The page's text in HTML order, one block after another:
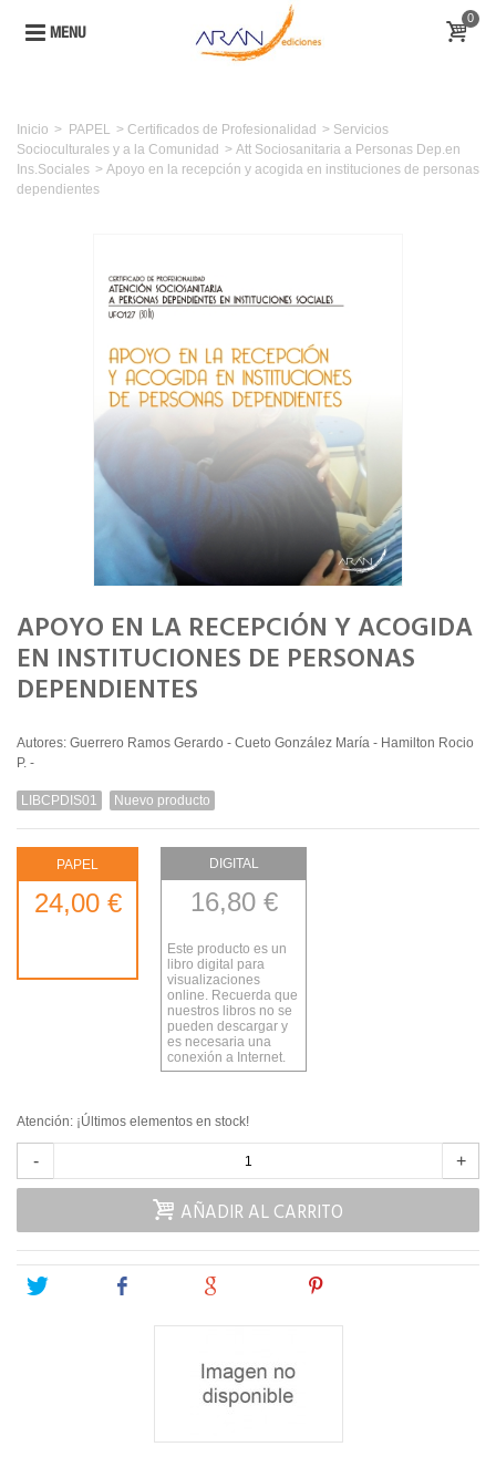
MENU
0
Inicio > PAPEL > Certificados de Profesionalidad > Servicios
Socioculturales y a la Comunidad > Att Sociosanitaria a Personas Dep.en
Ins.Sociales > Apoyo en la recepción y acogida en instituciones de personas
dependientes
APOYO EN LA RECEPCIÓN Y ACOGIDA
EN INSTITUCIONES DE PERSONAS
DEPENDIENTES
Autores: Guerrero Ramos Gerardo - Cueto González María - Hamilton Rocio
P. -
LIBCPDIS01 Nuevo producto
PAPEL
24,00 €
DIGITAL
16,80 €
Este producto es un
libro digital para
visualizaciones
online. Recuerda que
nuestros libros no se
pueden descargar y
es necesaria una
conexión a Internet.
Atención: ¡Últimos elementos en stock!
- +
AÑADIR AL CARRITO
Tweet